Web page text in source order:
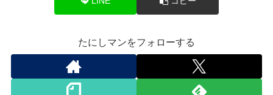
たにしマンをフォローする